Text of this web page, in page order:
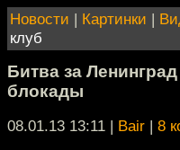
Новости | Картинки |
клуб
Битва за
блокады
08.01.13 13:11 | Bair | 8